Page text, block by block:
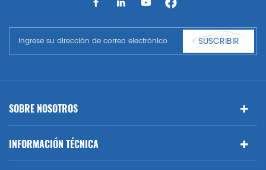
automático, parte del cuerpo automática, etc. y accesorios de
Benz, BMW
SUSCRIBIR
SOBRE NOSOTROS
INFORMACIÓN TÉCNICA